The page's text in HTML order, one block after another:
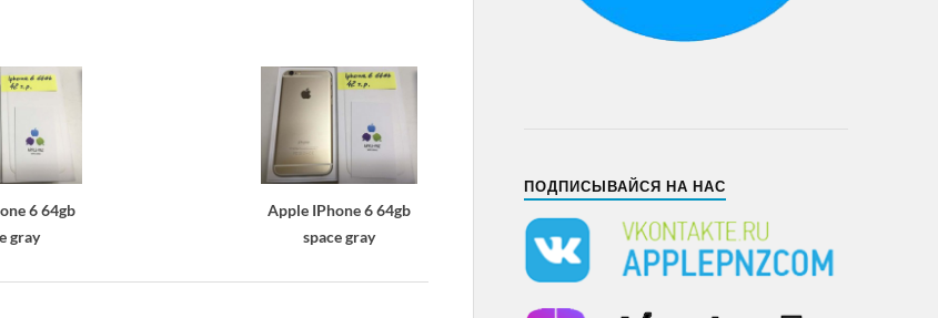
6 64gb
gray
Apple IPhone 6 64gb
space gray
ПОДПИСЫВАЙСЯ НА НАС